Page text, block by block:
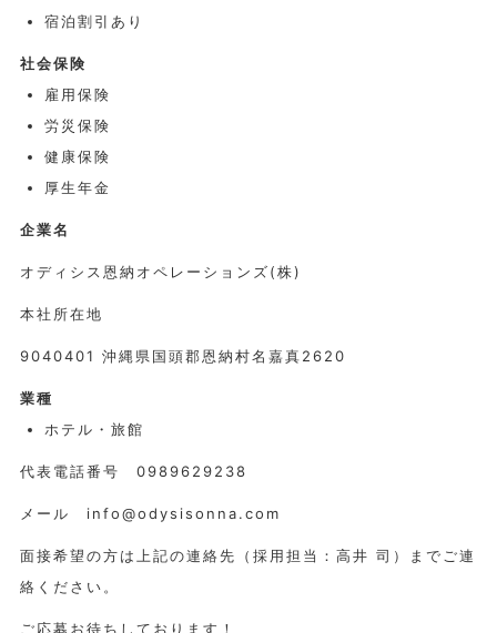
宿泊割引あり
社会保険
雇用保険
労災保険
健康保険
厚生年金
企業名
オディシス恩納オペレーションズ(株)
本社所在地
9040401 沖縄県国頭郡恩納村名嘉真2620
業種
ホテル・旅館
代表電話番号 0989629238
メール info@odysisonna.com
面接希望の方は上記の連絡先（採用担当：高井 司）までご連
絡ください。
ご応募お待ちしております！